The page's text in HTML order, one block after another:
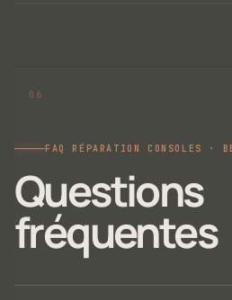
FAQ RÉPARATION CONSOLES ·
Questions
fréquentes